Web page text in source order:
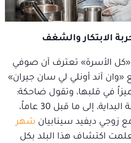
الابتكار والشغف
«كل الأسرة» تعترف آن صوفي
«وان آند أونلي لي سان جيران»
في قلبها، وتقول ضاحكة:
«أعود إلى نقطة البداية، إلى ما قبل 30 عاماً،
ديفيد سينابيان شهر
اكتشاف هذا البلد بكل